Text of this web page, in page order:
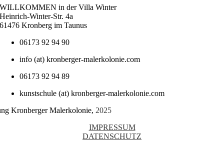
WILLKOMMEN in der Villa Winter
Heinrich-Winter-Str. 4a
61476 Kronberg im Taunus
06173 92 94 90
info (at) kronberger-malerkolonie.com
06173 92 94 89
kunstschule (at) kronberger-malerkolonie.com
Kronberger Malerkolonie, 2025
IMPRESSUM
DATENSCHUTZ